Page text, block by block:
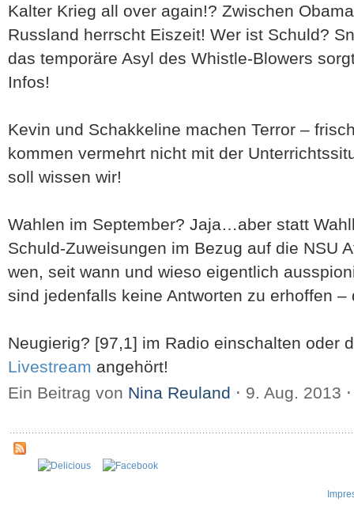
Kalter Krieg all over again!? Zwischen
Russland herrscht Eiszeit! Wer ist Schuld?
das temporäre Asyl des Whistle-Blowers
Infos!
Kevin und Schakkeline machen Terror –
kommen vermehrt nicht mit der
soll wissen wir!
Wahlen im September? Jaja…aber statt
Schuld-Zuweisungen im Bezug auf die NSU
wen, seit wann und wieso eigentlich
sind jedenfalls keine Antworten zu erhoffen –
Neugierig? [97,1] im Radio einschalten oder
Livestream angehört!
Ein Beitrag von Nina Reuland ⋅ 9. Aug. 2013 ⋅